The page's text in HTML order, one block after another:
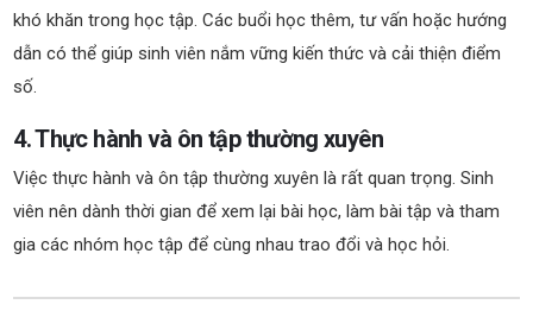
khó khăn trong học tập. Các buổi học thêm, tư vấn hoặc hướng
dẫn có thể giúp sinh viên nắm vững kiến thức và cải thiện điểm
số.
4. Thực hành và ôn tập thường xuyên
Việc thực hành và ôn tập thường xuyên là rất quan trọng. Sinh
viên nên dành thời gian để xem lại bài học, làm bài tập và tham
gia các nhóm học tập để cùng nhau trao đổi và học hỏi.